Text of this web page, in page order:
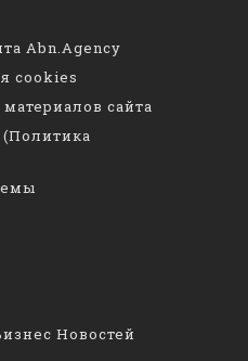
Abn.Agency
cookies
сайта
Новостей